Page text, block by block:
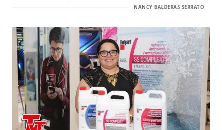
NANCY BALDERAS SERRATO